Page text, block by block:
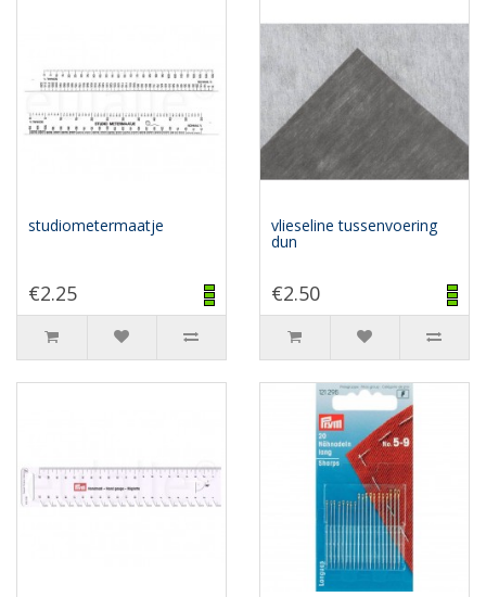
studiometermaatje
€2.25
vlieseline tussenvoering
dun
€2.50